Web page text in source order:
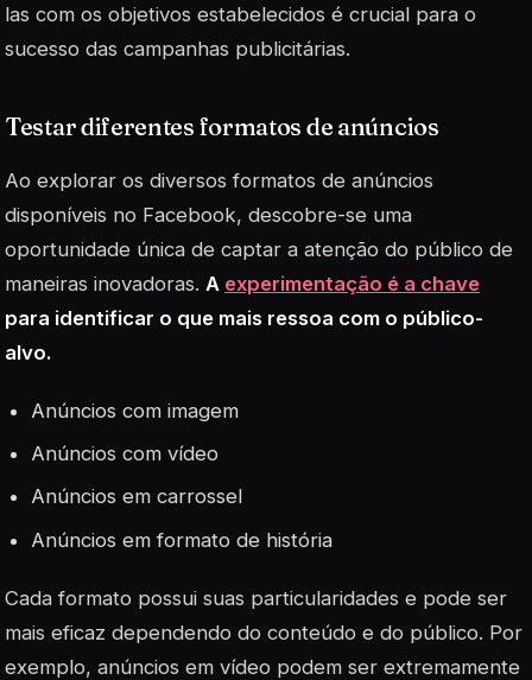
las com os objetivos estabelecidos é crucial para o
sucesso das campanhas publicitárias.
Testar diferentes formatos de anúncios
Ao explorar os diversos formatos de anúncios
disponíveis no Facebook, descobre-se uma
oportunidade única de captar a atenção do público de
maneiras inovadoras. A experimentação é a chave
para identificar o que mais ressoa com o público-
alvo.
Anúncios com imagem
Anúncios com vídeo
Anúncios em carrossel
Anúncios em formato de história
Cada formato possui suas particularidades e pode ser
mais eficaz dependendo do conteúdo e do público. Por
exemplo, anúncios em vídeo podem ser extremamente